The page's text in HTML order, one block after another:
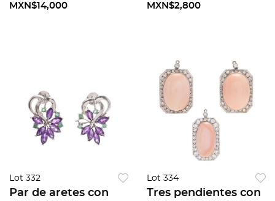
8. Talla: 7 1/2.
MXN$14,000
24 diamantes 8x8.
MXN$2,800
Lot 332
Par de aretes con
Lot 334
Tres pendientes con